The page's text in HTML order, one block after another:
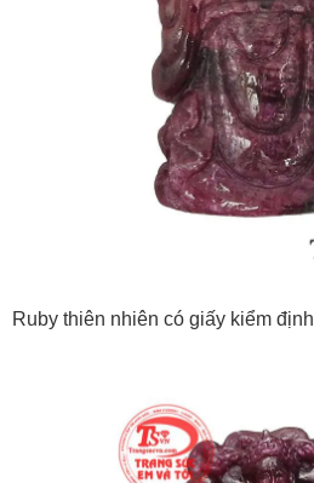
Ruby thiên nhiên có giấy kiểm định